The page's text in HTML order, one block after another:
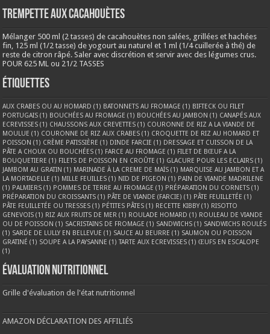
Trempette aux cacahouètes
Mélanger 500 ml (2 tasses) de cacahouètes non salées, grillées et hachées
fin, 125 ml (1/2 tasse) de yogourt au naturel et 1 ml (1/4 cuillerée à thé) de
reste de citron râpé. Saler avec discrétion et servir avec des légumes crus.
POUR 625 ML ou 21/2 TASSES
Étiquettes
AUX CRABES OU AU HOMARD (1) BATONNETS AU FROMAGE (1) BIFTECK OU FILET
PORTUGAIS (1) BOUCHÉES AU FROMAGE (1) BOUCHÉES AU JAMBON (1) CANAPÉS AUX
ECREVISSES (1) CHAUSSONS AUX CREVETTES (1) COURONNE DE RIZ A LA VIANDE DE
MOULUE (1) COURONNE DE RIZ AUX CRABES (1) CROQUETTE DE RIZ AU HOMARD ET
POISSON (1) CRÈME PATISSIÈRE (1) DINDE FARCIE (1) DRESSAGE ET CUISSON DE LA
PÂTE A CHOUX OU BOUCHÉES (1) FARCE AU FROMAGE (1) FILET DE BŒUF A LA
BOUQUETIERE (1) FILETS DE POISSON EN CROÛTE (1) GLACURE POUR LES ECLAIRS (1)
JAMBOM AU GRATIN (1) MARINADE À LA CREME DE MAÏS (1) MARQUISE AU JAMBON ET A
LA MORTADELLE (1) MILLE FEUILLES (1) NID DE PIGEON (1) PAIN DE VIANDE MADRILENE
(1) PALMIERS (1) POMMES DE TERRE AU FROMAGE (1) PRÉPARATION DU CORNETS (1)
PRÉPARATION DU CROISSANTS (1) PÂTE DE VIANDE (FARCIE) (1) PÂTE FEUILLETÉE (1)
PÂTE FEUILLETÉE OU TRESSES (1) PÉTITES PÂTES (1) RECETTE KIBBY (1) RISOTTO
GENEVOIS (1) RIZ AUX FRUITS DE MER (1) ROULADE HOMARD (1) ROULEAU DE VIANDE
OU DE POISSON (1) SACRISTAINS DE FROMAGE (1) SANDWICHS (1) SANDWICHS ROULÉS
(1) SARDE DE LULLY EN BELLEVUE (1) SAUCE AU BEURRE (1) SAUMON OU POISSON
GRATINÉ (1) SOUPE A LA PAYSANNE (1) TARTE AUX ECREVISSES (1) ŒUFS EN ESCALOPE
(1)
Évaluation nutritionnel
Grille d'évaluation de l'état nutritionnel
AMAZON DÉCLARATION DES AFFILIÉS